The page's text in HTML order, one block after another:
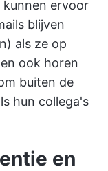
kunnen ervoor
blijven
als ze op
ook horen
buiten de
hun collega's
en